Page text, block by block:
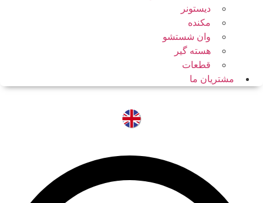
دیستونر
مکنده
وان شستشو
هسته گیر
قطعات
مشتریان ما